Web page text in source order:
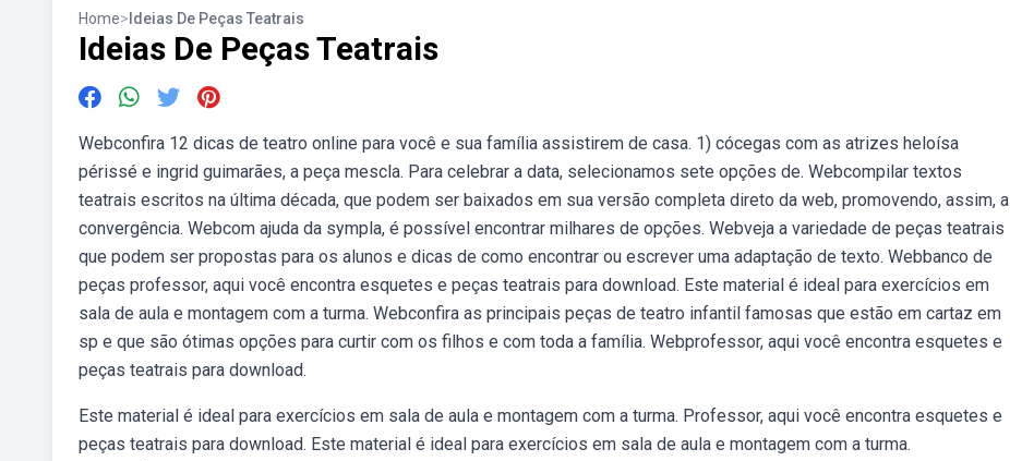
Home> Ideias De Peças Teatrais
Ideias De Peças Teatrais
Webconfira 12 dicas de teatro online para você e sua família assistirem de casa. 1) cócegas com as atrizes heloísa
périssé e ingrid guimarães, a peça mescla. Para celebrar a data, selecionamos sete opções de. Webcompilar textos
teatrais escritos na última década, que podem ser baixados em sua versão completa direto da web, promovendo, assim, a
convergência. Webcom ajuda da sympla, é possível encontrar milhares de opções. Webveja a variedade de peças teatrais
que podem ser propostas para os alunos e dicas de como encontrar ou escrever uma adaptação de texto. Webbanco de
peças professor, aqui você encontra esquetes e peças teatrais para download. Este material é ideal para exercícios em
sala de aula e montagem com a turma. Webconfira as principais peças de teatro infantil famosas que estão em cartaz em
sp e que são ótimas opções para curtir com os filhos e com toda a família. Webprofessor, aqui você encontra esquetes e
peças teatrais para download.
Este material é ideal para exercícios em sala de aula e montagem com a turma. Professor, aqui você encontra esquetes e
peças teatrais para download. Este material é ideal para exercícios em sala de aula e montagem com a turma.